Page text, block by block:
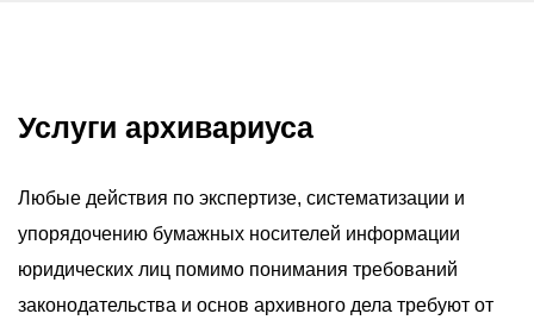
Услуги архивариуса
Любые действия по экспертизе, систематизации и
упорядочению бумажных носителей информации
юридических лиц помимо понимания требований
законодательства и основ архивного дела требуют от